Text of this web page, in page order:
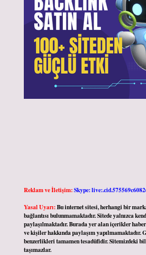
Reklam ve İletişim:Skype:
Yasal Uyarı:Bu internet sitesi, herhangi bir
bağlantısı bulunmamaktadır. Sitede yalnızca
paylaşılmaktadır. Burada yer alan içerikler
ve kişiler hakkında paylaşım yapılmamaktadır.
benzerlikleri tamamen tesadüfidir. Sitemizdeki
taşımazlar.